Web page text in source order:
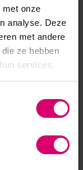
met onze
analyse. Deze
met andere
ze hebben
services.